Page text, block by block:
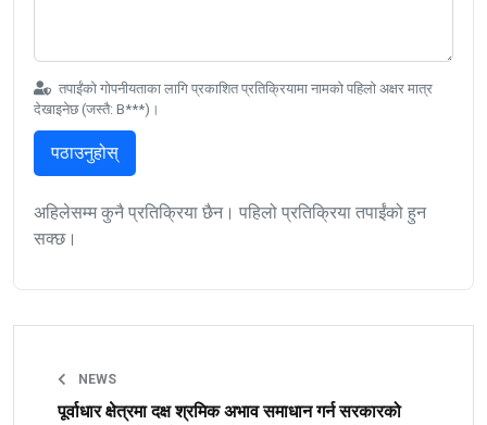
तपाईंको गोपनीयताका लागि प्रकाशित प्रतिक्रियामा नामको पहिलो अक्षर मात्र
देखाइनेछ (जस्तै: B***)।
पठाउनुहोस्
अहिलेसम्म कुनै प्रतिक्रिया छैन। पहिलो प्रतिक्रिया तपाईंको हुन
सक्छ।
NEWS
पूर्वाधार क्षेत्रमा दक्ष श्रमिक अभाव समाधान गर्न सरकारको